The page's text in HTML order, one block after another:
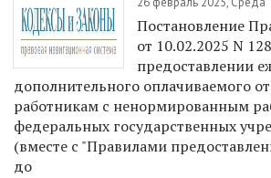
Постановление
от 10.02.2025 N
предоставлении
дополнительного оплачиваемого
работникам с ненормированным
федеральных государственных
(вместе с "Правилами
до